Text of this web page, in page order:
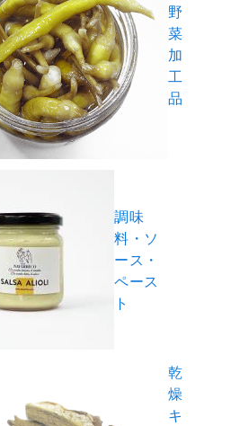
野
菜
加
工
品
調味
料・ソ
ース・
ペース
ト
乾
燥
キ